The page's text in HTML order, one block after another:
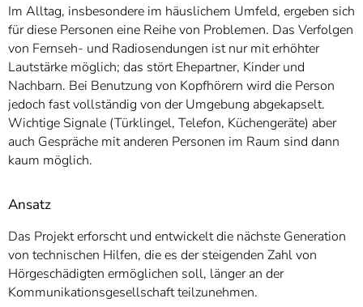
Im Alltag, insbesondere im häuslichem Umfeld, ergeben sich
für diese Personen eine Reihe von Problemen. Das Verfolgen
von Fernseh- und Radiosendungen ist nur mit erhöhter
Lautstärke möglich; das stört Ehepartner, Kinder und
Nachbarn. Bei Benutzung von Kopfhörern wird die Person
jedoch fast vollständig von der Umgebung abgekapselt.
Wichtige Signale (Türklingel, Telefon, Küchengeräte) aber
auch Gespräche mit anderen Personen im Raum sind dann
kaum möglich.
Ansatz
Das Projekt erforscht und entwickelt die nächste Generation
von technischen Hilfen, die es der steigenden Zahl von
Hörgeschädigten ermöglichen soll, länger an der
Kommunikationsgesellschaft teilzunehmen.